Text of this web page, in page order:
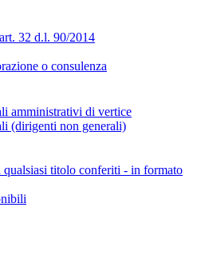
32 d.l. 90/2014
o consulenza
amministrativi di vertice
(dirigenti non generali)
titolo conferiti - in formato